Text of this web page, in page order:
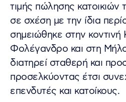
τιμής πώλησης
σε σχέση με την ίδια
σημειώθηκε στην
Φολέγανδρο και στη
διατηρεί σταθερή και
προσελκύοντας έτσι
επενδυτές και κατοίκους.